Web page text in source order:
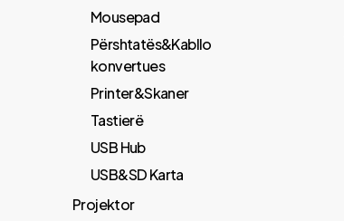
Mousepad
Përshtatës&Kabllo
konvertues
Printer&Skaner
Tastierë
USB Hub
USB&SD Karta
Projektor